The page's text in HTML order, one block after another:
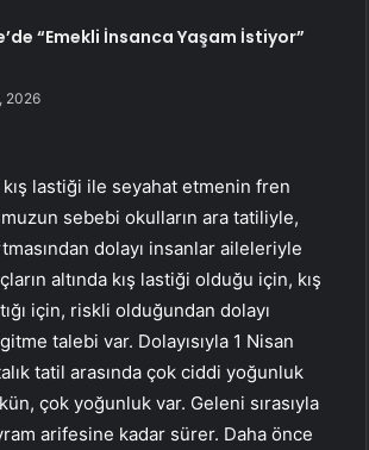
“Emekli İnsanca Yaşam İstiyor”
2026
lastiği ile seyahat etmenin fren
sebebi okulların ara tatiliyle,
dolayı insanlar aileleriyle
altında kış lastiği olduğu için, kış
için, riskli olduğundan dolayı
talebi var. Dolayısıyla 1 Nisan
tatil arasında çok ciddi yoğunluk
çok yoğunluk var. Geleni sırasıyla
arifesine kadar sürer. Daha önce